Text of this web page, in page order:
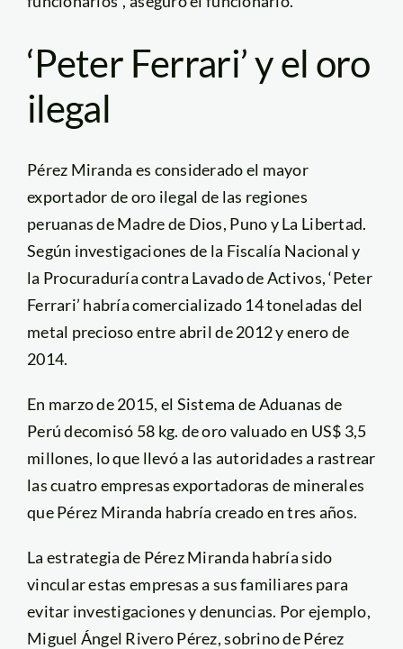
‘Peter Ferrari’ y el oro
ilegal
Pérez Miranda es considerado el mayor
exportador de oro ilegal de las regiones
peruanas de Madre de Dios, Puno y La Libertad.
Según investigaciones de la Fiscalía Nacional y
la Procuraduría contra Lavado de Activos, ‘Peter
Ferrari’ habría comercializado 14 toneladas del
metal precioso entre abril de 2012 y enero de
2014.
En marzo de 2015, el Sistema de Aduanas de
Perú decomisó 58 kg. de oro valuado en US$ 3,5
millones, lo que llevó a las autoridades a rastrear
las cuatro empresas exportadoras de minerales
que Pérez Miranda habría creado en tres años.
La estrategia de Pérez Miranda habría sido
vincular estas empresas a sus familiares para
evitar investigaciones y denuncias. Por ejemplo,
Miguel Ángel Rivero Pérez, sobrino de Pérez